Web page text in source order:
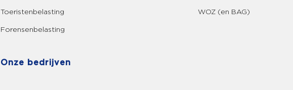
Toeristenbelasting
Forensenbelasting
WOZ (en BAG)
Onze bedrijven